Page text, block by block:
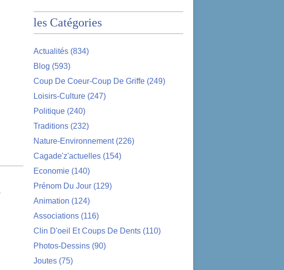
les Catégories
Actualités (834)
Blog (593)
Coup De Coeur-Coup De Griffe (249)
Loisirs-Culture (247)
Politique (240)
Traditions (232)
Nature-Environnement(226)
Cagade'z'actuelles (154)
Economie (140)
Prénom Du Jour (129)
Animation (124)
Associations (116)
Clin D'oeil Et Coups De Dents (110)
Photos-Dessins (90)
Joutes (75)